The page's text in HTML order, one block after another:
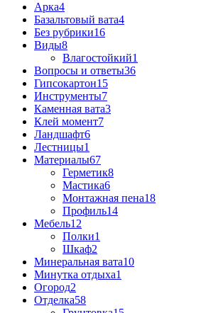
Арка4
Базальтовый вата4
Без рубрики16
Виды8
Влагостойкий1
Вопросы и ответы36
Гипсокартон15
Инструменты7
Каменная вата3
Клей момент7
Ландшафт6
Лестницы1
Материалы67
Герметик8
Мастика6
Монтажная пена18
Профиль14
Мебель12
Полки1
Шкаф2
Минеральная вата10
Минутка отдыха1
Огород2
Отделка58